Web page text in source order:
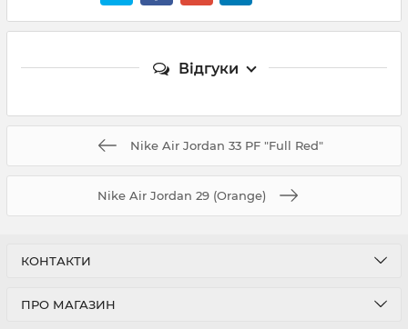
Відгуки
Nike Air Jordan 33 PF "Full Red"
Nike Air Jordan 29 (Orange)
КОНТАКТИ
ПРО МАГАЗИН